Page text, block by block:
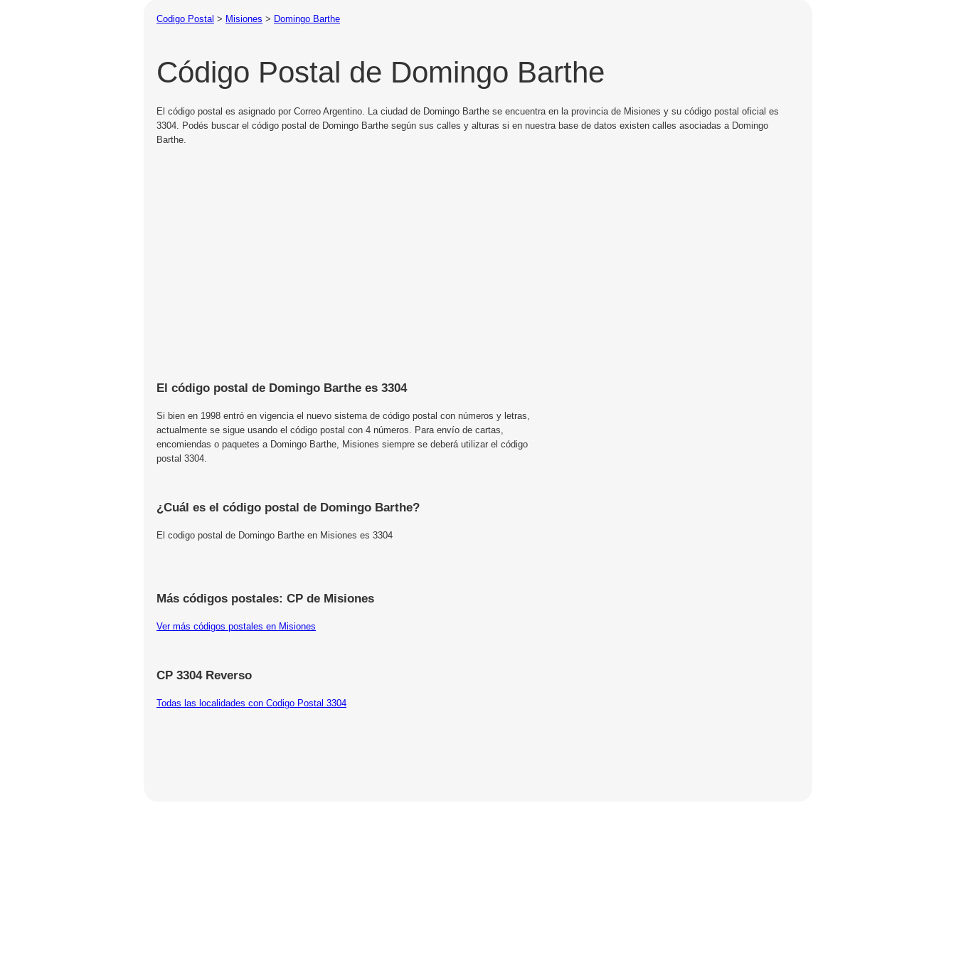
Codigo Postal > Misiones > Domingo Barthe
Código Postal de Domingo Barthe
El código postal es asignado por Correo Argentino. La ciudad de Domingo Barthe se encuentra en la provincia de Misiones y su código postal oficial es
3304. Podés buscar el código postal de Domingo Barthe según sus calles y alturas si en nuestra base de datos existen calles asociadas a Domingo
Barthe.
El código postal de Domingo Barthe es 3304
Si bien en 1998 entró en vigencia el nuevo sistema de código postal con números y letras,
actualmente se sigue usando el código postal con 4 números. Para envío de cartas,
encomiendas o paquetes a Domingo Barthe, Misiones siempre se deberá utilizar el código
postal 3304.
¿Cuál es el código postal de Domingo Barthe?
El codigo postal de Domingo Barthe en Misiones es 3304
Más códigos postales: CP de Misiones
Ver más códigos postales en Misiones
CP 3304 Reverso
Todas las localidades con Codigo Postal 3304